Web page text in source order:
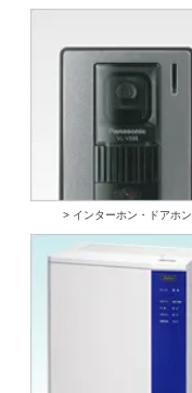
> インターホン・ドアホン